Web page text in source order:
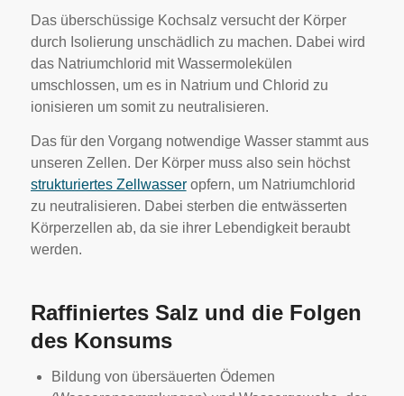
Das überschüssige Kochsalz versucht der Körper
durch Isolierung unschädlich zu machen. Dabei wird
das Natriumchlorid mit Wassermolekülen
umschlossen, um es in Natrium und Chlorid zu
ionisieren um somit zu neutralisieren.
Das für den Vorgang notwendige Wasser stammt aus
unseren Zellen. Der Körper muss also sein höchst
strukturiertes Zellwasseropfern, um Natriumchlorid
zu neutralisieren. Dabei sterben die entwässerten
Körperzellen ab, da sie ihrer Lebendigkeit beraubt
werden.
Raffiniertes Salz und die Folgen
des Konsums
Bildung von übersäuerten Ödemen